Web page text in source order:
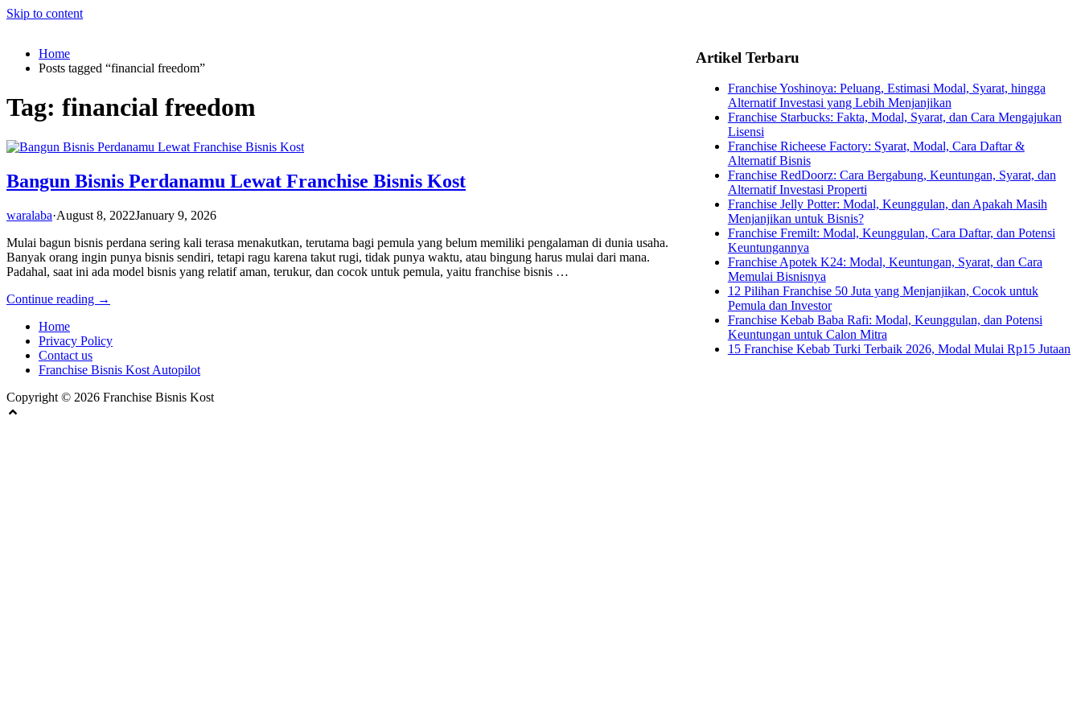
Skip to content
Home
Posts tagged “financial freedom”
Tag: financial freedom
Bangun Bisnis Perdanamu Lewat Franchise Bisnis Kost
waralaba·August 8, 2022January 9, 2026
Mulai bagun bisnis perdana sering kali terasa menakutkan, terutama bagi pemula yang belum memiliki pengalaman di dunia usaha.
Banyak orang ingin punya bisnis sendiri, tetapi ragu karena takut rugi, tidak punya waktu, atau bingung harus mulai dari mana.
Padahal, saat ini ada model bisnis yang relatif aman, terukur, dan cocok untuk pemula, yaitu franchise bisnis …
Continue reading →
Artikel Terbaru
Franchise Yoshinoya: Peluang, Estimasi Modal, Syarat, hingga
Alternatif Investasi yang Lebih Menjanjikan
Franchise Starbucks: Fakta, Modal, Syarat, dan Cara Mengajukan
Lisensi
Franchise Richeese Factory: Syarat, Modal, Cara Daftar &
Alternatif Bisnis
Franchise RedDoorz: Cara Bergabung, Keuntungan, Syarat, dan
Alternatif Investasi Properti
Franchise Jelly Potter: Modal, Keunggulan, dan Apakah Masih
Menjanjikan untuk Bisnis?
Franchise Fremilt: Modal, Keunggulan, Cara Daftar, dan Potensi
Keuntungannya
Franchise Apotek K24: Modal, Keuntungan, Syarat, dan Cara
Memulai Bisnisnya
12 Pilihan Franchise 50 Juta yang Menjanjikan, Cocok untuk
Pemula dan Investor
Franchise Kebab Baba Rafi: Modal, Keunggulan, dan Potensi
Keuntungan untuk Calon Mitra
15 Franchise Kebab Turki Terbaik 2026, Modal Mulai Rp15 Jutaan
Home
Privacy Policy
Contact us
Franchise Bisnis Kost Autopilot
Copyright © 2026 Franchise Bisnis Kost